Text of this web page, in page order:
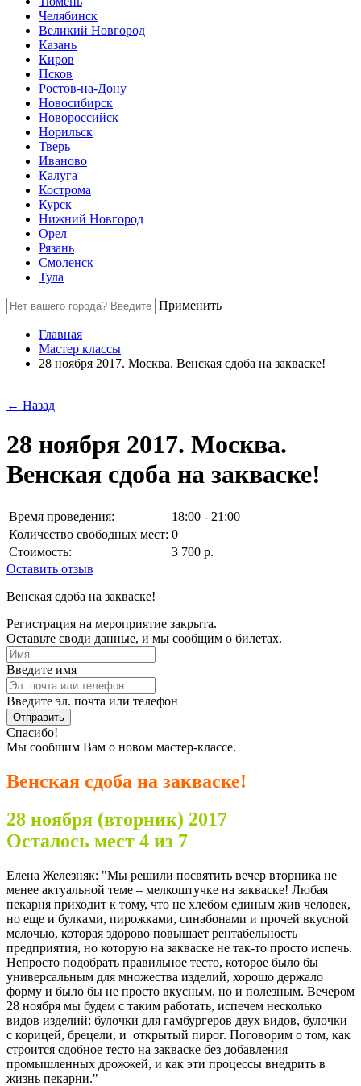
Челябинск
Великий Новгород
Казань
Киров
Псков
Ростов-на-Дону
Новосибирск
Новороссийск
Норильск
Тверь
Иваново
Калуга
Кострома
Курск
Нижний Новгород
Орел
Рязань
Смоленск
Тула
Применить
Главная
Мастер классы
28 ноября 2017. Москва. Венская сдоба на закваске!
← Назад
28 ноября 2017. Москва.
Венская сдоба на закваске!
Время проведения:
18:00 - 21:00
Количество свободных мест: 0
Стоимость:
3 700 р.
Оставить отзыв
Венская сдоба на закваске!
Регистрация на мероприятие закрыта.
Оставьте своди данные, и мы сообщим о билетах.
Введите имя
Введите эл. почта или телефон
Отправить
Спасибо!
Мы сообщим Вам о новом мастер-классе.
Венская сдоба на закваске!
28 ноября (вторник) 2017
Осталось мест 4 из 7
Елена Железняк: "Мы решили посвятить вечер вторника не
менее актуальной теме – мелкоштучке на закваске! Любая
пекарня приходит к тому, что не хлебом единым жив человек,
но еще и булками, пирожками, синабонами и прочей вкусной
мелочью, которая здорово повышает рентабельность
предприятия, но которую на закваске не так-то просто испечь.
Непросто подобрать правильное тесто, которое было бы
универсальным для множества изделий, хорошо держало
форму и было бы не просто вкусным, но и полезным. Вечером
28 ноября мы будем с таким работать, испечем несколько
видов изделий: булочки для гамбургеров двух видов, булочки
с корицей, брецели, и открытый пирог. Поговорим о том, как
строится сдобное тесто на закваске без добавления
промышленных дрожжей, и как эти процессы внедрить в
жизнь пекарни."